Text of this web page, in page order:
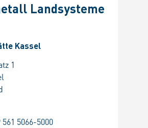
Landsysteme
Kassel
1
561 5066-5000